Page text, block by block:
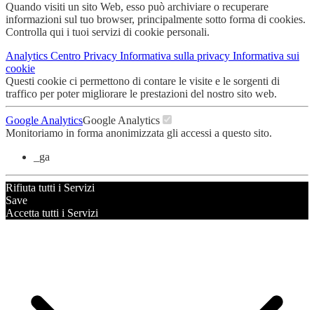
Quando visiti un sito Web, esso può archiviare o recuperare
informazioni sul tuo browser, principalmente sotto forma di cookies.
Controlla qui i tuoi servizi di cookie personali.
Analytics Centro Privacy Informativa sulla privacy Informativa sui
cookie
Questi cookie ci permettono di contare le visite e le sorgenti di
traffico per poter migliorare le prestazioni del nostro sito web.
Google AnalyticsGoogle Analytics
Monitoriamo in forma anonimizzata gli accessi a questo sito.
_ga
Rifiuta tutti i Servizi
Save
Accetta tutti i Servizi